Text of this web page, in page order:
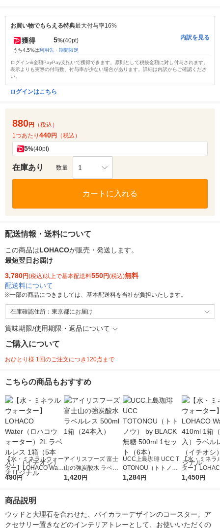
お買い物でもらえる特典最大付与率16%
獲得 5%(40pt)
うち4.5%は利用先・期間限定
内訳を見る
ログイン&全額PayPay支払いで獲得できます。原則として税抜金額に対し付与されます。
表示よりも実際の付与数、付与率が少ない場合があります。詳細は内訳からご確認くださ
い。
ログインはこちら
880円
（税込）
1つあたり 440円 （税込）
5%(40pt)
在庫あり 数量 1
カートに入れる
配送情報・送料について
この商品はLOHACOが販売・発送します。
最短翌日お届け
3,780円(税込)以上で基本配送料550円(税込)無料
配送料について
※一部の商品につきましては、基本配送料を当社が負担いたします。
在庫確認住所：東京都にお届け
賞味期限/使用期限・返品について
ご購入について
おひとり様 1回のご注文につき120点まで
こちらの商品もおすすめ
【水・ミネラルウォー
ター】LOHACO Wate
r（ロハコウォータ
シ） オリジナル
490円
アイリスフーズ 富士
山の強炭酸水 ラベル
レス 500ml 1箱（24
1,420円
UCC上島珈琲 UCC T
OTONOU（トトノ
ウ） by BLACK無糖 5
1,284円
【水・ミネラ
ター】
r 410ml 1箱（
1,450円
商品説明
ウッドと大理石を合わせた、バイカラーデザインのコースター。ア
クセサリー置きなどのインテリアトレーとして、お使いいただくの